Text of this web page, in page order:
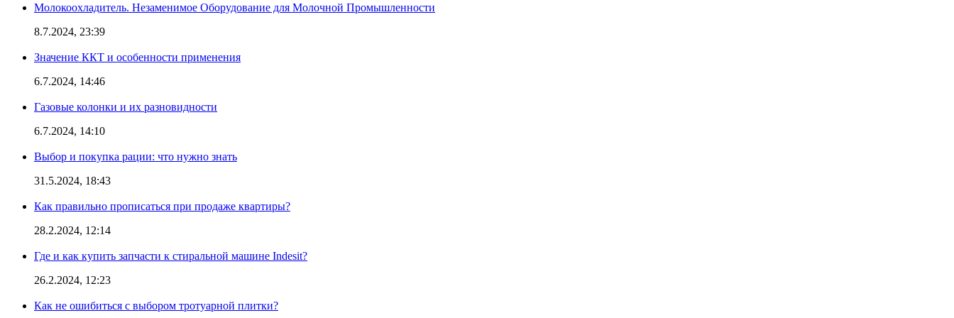
Молокоохладитель. Незаменимое Оборудование для Молочной Промышленности
8.7.2024, 23:39
Значение ККТ и особенности применения
6.7.2024, 14:46
Газовые колонки и их разновидности
6.7.2024, 14:10
Выбор и покупка рации: что нужно знать
31.5.2024, 18:43
Как правильно прописаться при продаже квартиры?
28.2.2024, 12:14
Где и как купить запчасти к стиральной машине Indesit?
26.2.2024, 12:23
Как не ошибиться с выбором тротуарной плитки?